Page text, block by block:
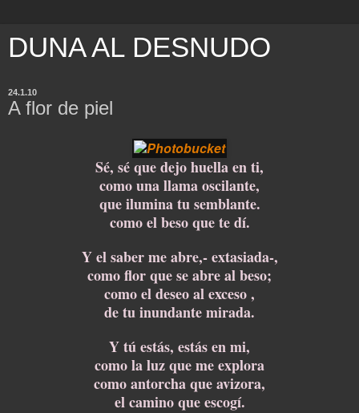
DUNA AL DESNUDO
24.1.10
A flor de piel
Sé, sé que dejo huella en ti,
como una llama oscilante,
que ilumina tu semblante.
como el beso que te dí.
Y el saber me abre,- extasiada-,
como flor que se abre al beso;
como el deseo al exceso ,
de tu inundante mirada.
Y tú estás, estás en mi,
como la luz que me explora
como antorcha que avizora,
el camino que escogí.